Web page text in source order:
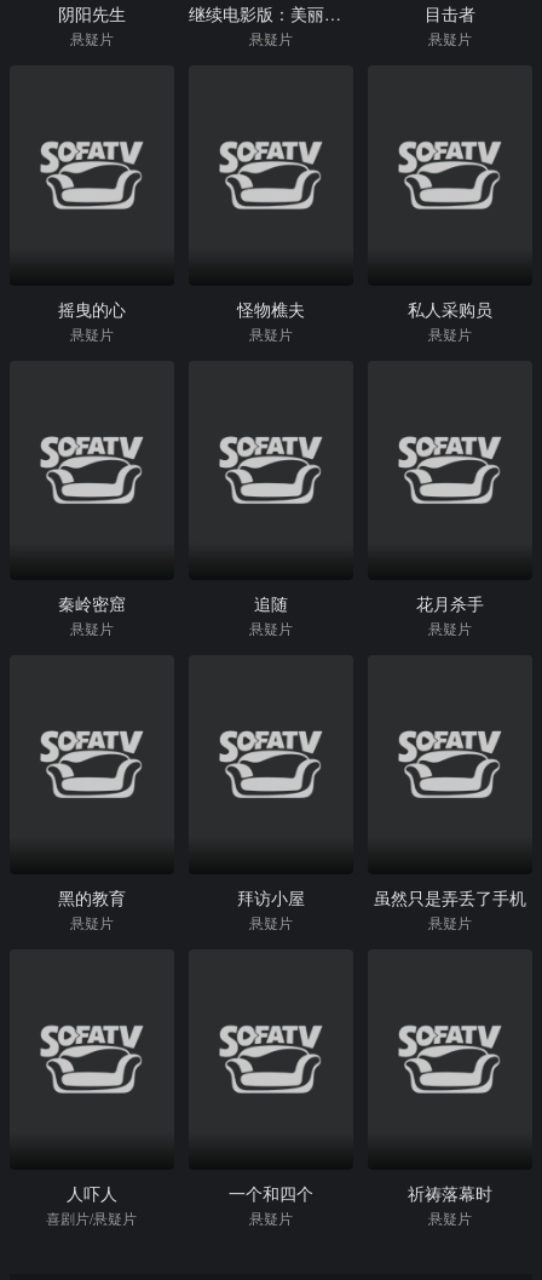
阴阳先生
悬疑片
继续电影版：美丽梦想者
悬疑片
目击者
悬疑片
摇曳的心
悬疑片
怪物樵夫
悬疑片
私人采购员
悬疑片
秦岭密窟
悬疑片
追随
悬疑片
花月杀手
悬疑片
黑的教育
悬疑片
拜访小屋
悬疑片
虽然只是弄丢了手机
悬疑片
人吓人
喜剧片/悬疑片
一个和四个
悬疑片
祈祷落幕时
悬疑片